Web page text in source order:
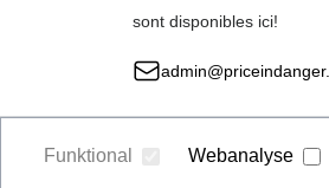
Funktional Webanalyse
sont disponibles ici!